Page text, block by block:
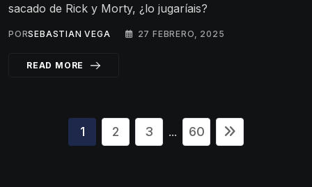
sacado de Rick y Morty, ¿lo jugaríais?
PORSEBASTIAN VEGA 27 FEBRERO, 2025
READ MORE
1 2 3 ... 60